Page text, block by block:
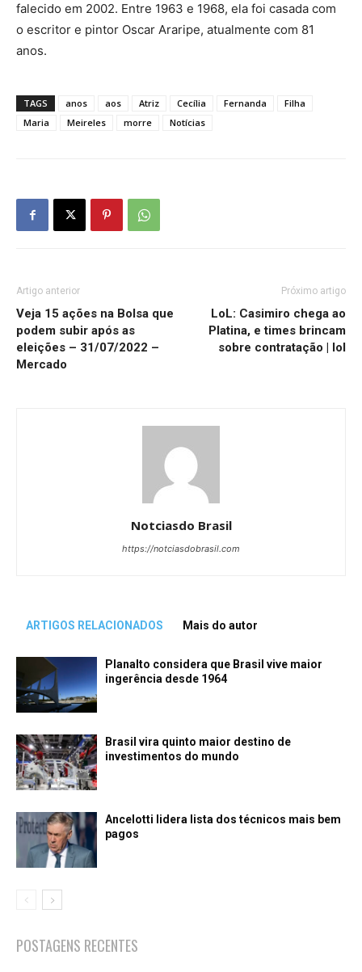
falecido em 2002. Entre 1963 e 1968, ela foi casada com
o escritor e pintor Oscar Araripe, atualmente com 81
anos.
TAGS anos aos Atriz Cecília Fernanda
Filha
Maria
Meireles morre Notícias
Artigo anterior
Veja 15 ações na Bolsa que
podem subir após as
eleições – 31/07/2022 –
Mercado
Próximo artigo
LoL: Casimiro chega ao
Platina, e times brincam
sobre contratação | lol
Notciasdo Brasil
https://notciasdobrasil.com
ARTIGOS RELACIONADOS Mais do autor
Planalto considera que Brasil vive maior
ingerência desde 1964
Brasil vira quinto maior destino de
investimentos do mundo
Ancelotti lidera lista dos técnicos mais bem
pagos
POSTAGENS RECENTES